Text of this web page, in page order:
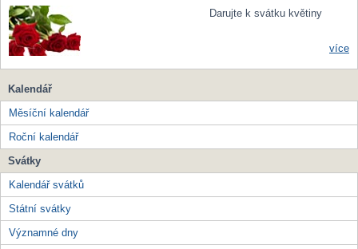
Darujte k svátku květiny
více
Kalendář
Měsíční kalendář
Roční kalendář
Svátky
Kalendář svátků
Státní svátky
Významné dny